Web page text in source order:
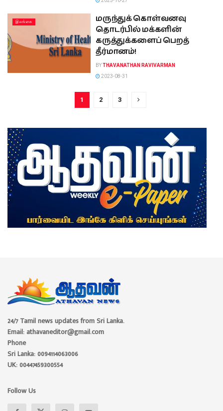
இலங்கை
மருந்துக் கொள்வனவு
தொடர்பில் மக்களின்
கருத்துக்களைப் பெறத்
தீர்மானம்!
BYTHAVANATHAN RAVIVARMAN
2023-08-31
1 2 3
24/7 Tamil news updates from Sri Lanka.
Email: athavaneditor@gmail.com
Phone
Sri Lanka: 0094114063006
UK: 00447459300554
Follow Us